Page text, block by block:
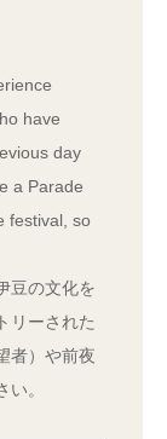
have
day
a Parade
festival, so
豆の文化を
リーされた
者）や前夜
。